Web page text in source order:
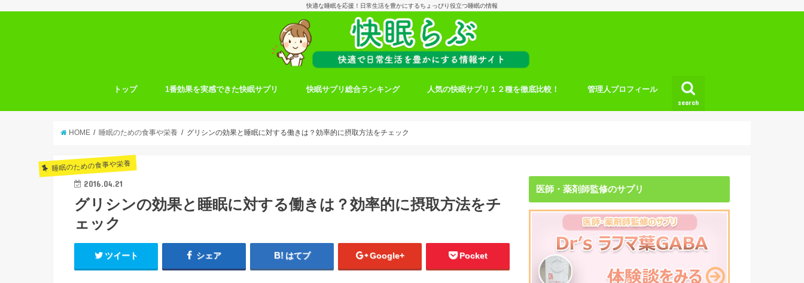
快適な睡眠を応援！日常生活を豊かにするちょっぴり役立つ睡眠の情報
search
トップ 1番効果を実感できた快眠サプリ 快眠サプリ総合ランキング 人気の快眠サプリ１２種を徹底比較！ 管理人プロフィール
HOME 睡眠のための食事や栄養 グリシンの効果と睡眠に対する働きは？効率的に摂取方法をチェック
睡眠のための食事や栄養
2016.04.21
グリシンの効果と睡眠に対する働きは？効率的に摂取方法をチ
ェック
ツイート シェア はてブ Google+ Pocket
医師・薬剤師監修のサプリ